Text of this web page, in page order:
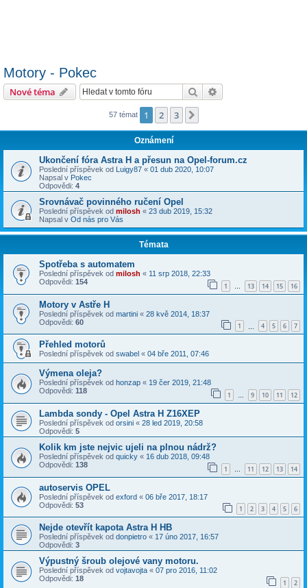
Motory - Pokec
Nové téma Hledat
57 témat 1 2 3
Oznámení
Ukončení fóra Astra H a přesun na Opel-forum.cz
Poslední příspěvek od Luigy87 « 01 dub 2020, 10:07
Napsal v Pokec
Odpovědi: 4
Srovnávač povinného ručení Opel
Poslední příspěvek od milosh « 23 dub 2019, 15:32
Napsal v Od nás pro Vás
Témata
Spotřeba s automatem
Poslední příspěvek od milosh « 11 srp 2018, 22:33
Odpovědi: 154 1 … 13 14 15 16
Motory v Astře H
Poslední příspěvek od martini « 28 kvě 2014, 18:37
Odpovědi: 60 1 4 5 6 7
Přehled motorů
Poslední příspěvek od swabel « 04 bře 2011, 07:46
Výmena oleja?
Poslední příspěvek od honzap « 19 čer 2019, 21:48
Odpovědi: 118 1 … 9 10 11 12
Lambda sondy - Opel Astra H Z16XEP
Poslední příspěvek od orsini « 28 led 2019, 20:58
Odpovědi: 5
Kolik km jste nejvic ujeli na plnou nádrž?
Poslední příspěvek od quicky « 16 dub 2018, 09:48
Odpovědi: 138 1 … 11 12 13 14
autoservis OPEL
Poslední příspěvek od exford « 06 bře 2017, 18:17
Odpovědi: 53 1 2 3 4 5 6
Nejde otevřít kapota Astra H HB
Poslední příspěvek od donpietro « 17 úno 2017, 16:57
Odpovědi: 3
Výpustný šroub olejové vany motoru.
Poslední příspěvek od vojtavojta « 07 pro 2016, 11:02
Odpovědi: 18 1 2